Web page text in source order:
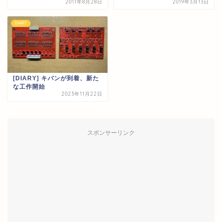
2011年8月28日 2019年3月13日
DIARY
[DIARY] キバンが到着、新た
な工作開始
2023年11月22日
スポンサーリンク